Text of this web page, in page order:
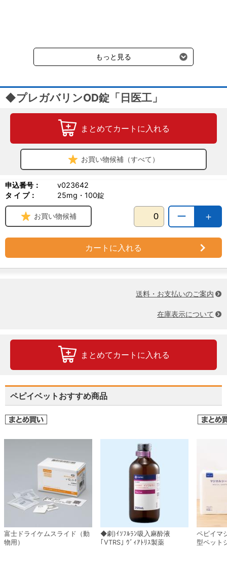
受けます。
もっと見る
◆プレガバリンOD錠「日医工」
まとめてカートに入れる
お買い物候補（すべて）
申込番号：
v023642
タ イ プ：
25mg・100錠
＋
ー
お買い物候補
カートに入れる
送料・お支払いのご案内
在庫表示について
まとめてカートに入れる
ペピイベットおすすめ商品
富士ドライケムスライド（動
物用）
◆劇)ｲｿﾌﾙﾗﾝ吸入麻酔液
｢VTRS｣ ｳﾞｨｱﾄﾘｽ製薬
ペピイマ
型ペット